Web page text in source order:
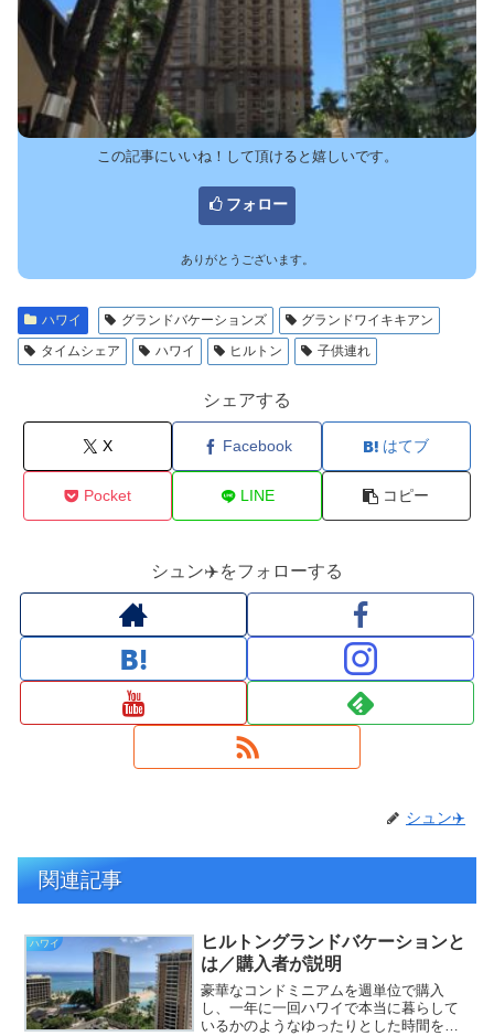
この記事にいいね！して頂けると嬉しいです。
フォロー
ありがとうございます。
ハワイ グランドバケーションズ
グランドワイキキアン
タイムシェア
ハワイ ヒルトン 子供連れ
シェアする
X Facebook はてブ
Pocket LINE コピー
シュン✈️をフォローする
シュン✈️
関連記事
ハワイ
ヒルトングランドバケーションと
は／購入者が説明
豪華なコンドミニアムを週単位で購入
し、一年に一回ハワイで本当に暮らして
いるかのようなゆったりとした時間を楽